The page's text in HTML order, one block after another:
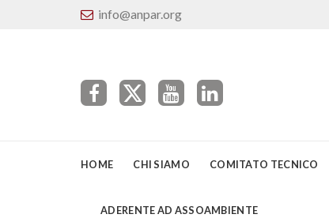
info@anpar.org
HOME CHI SIAMO COMITATO TECNICO
ADERENTE AD ASSOAMBIENTE